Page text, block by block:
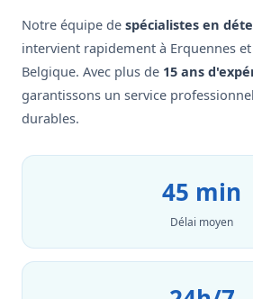
Notre équipe de spécialistes en
intervient rapidement à Erquennes
Belgique. Avec plus de 15 ans
garantissons un service
durables.
45 min
Délai moyen